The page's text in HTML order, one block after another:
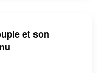
et son